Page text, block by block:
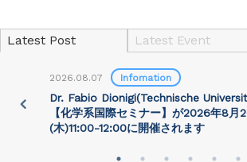
Latest Post Latest Event
2026.08.07 Infomation
Dr. Fabio Dionigi(Technische
【化学系国際セミナー】が2026年8⽉
(⽊)11:00-12:00に開催されます